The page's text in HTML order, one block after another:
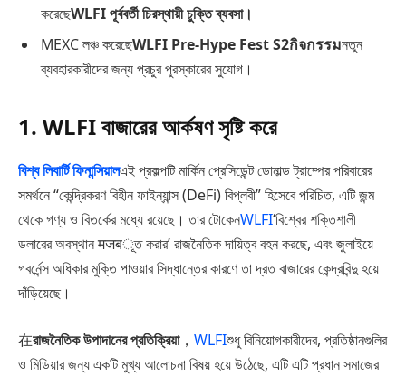
করেছেWLFI পূর্ববর্তী চিরস্থায়ী চুক্তি ব্যবসা।
MEXC লঞ্চ করেছেWLFI Pre-Hype Fest S2กิจกรรมনতুন
ব্যবহারকারীদের জন্য প্রচুর পুরস্কারের সুযোগ।
1. WLFI বাজারের আর্কষণ সৃষ্টি করে
বিশ্বলিবার্টি ফিনান্সিয়ালএই প্রকল্পটি মার্কিন প্রেসিডেন্ট ডোনাল্ড ট্রাম্পের পরিবারের
সমর্থনে “কেন্দ্রিকরণ বিহীন ফাইন্যান্স (DeFi) বিপ্লবী” হিসেবে পরিচিত, এটি জন্ম
থেকে গণ্য ও বিতর্কের মধ্যে রয়েছে। তার টোকেনWLFI‘বিশ্বের শক্তিশালী
ডলারের অবস্থান मजबূত করার’ রাজনৈতিক দায়িত্ব বহন করছে, এবং জুলাইয়ে
গবর্নেন্স অধিকার মুক্তি পাওয়ার সিদ্ধান্তের কারণে তা দ্রত বাজারের কেন্দ্রবিন্দু হয়ে
দাঁড়িয়েছে।
在রাজনৈতিক উপাদানের প্রতিক্রিয়া， WLFIশুধু বিনিয়োগকারীদের, প্রতিষ্ঠানগুলির
ও মিডিয়ার জন্য একটি মুখ্য আলোচনা বিষয় হয়ে উঠেছে, এটি এটি প্রধান সমাজের